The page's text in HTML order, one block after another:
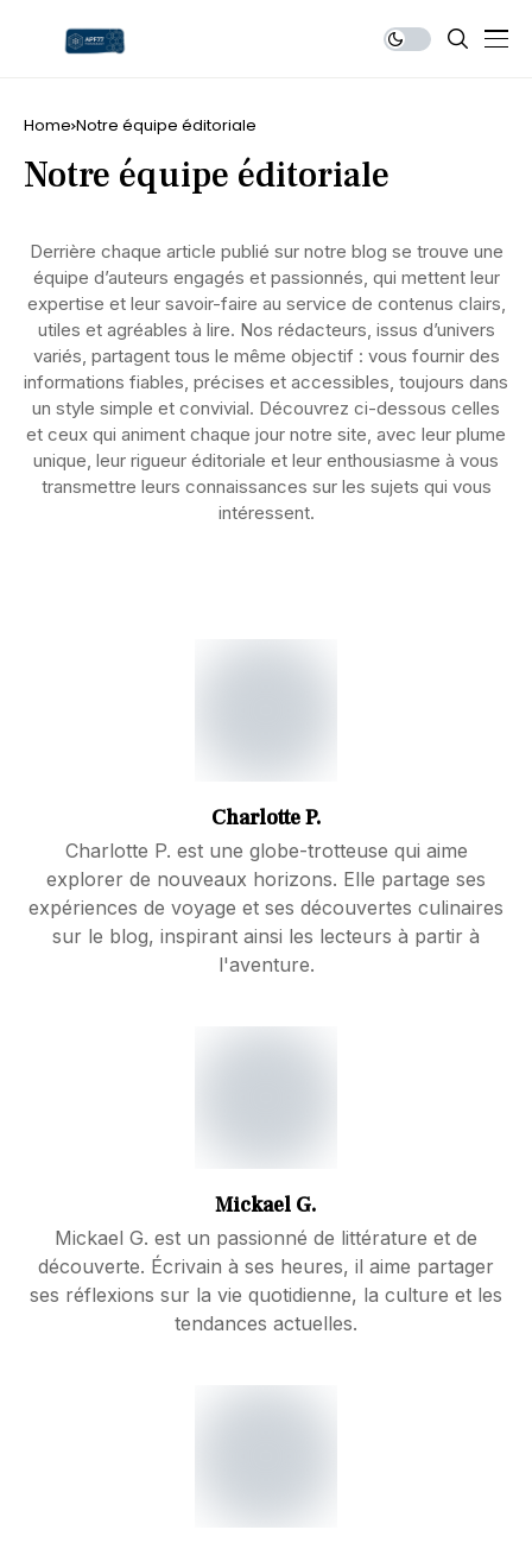
Home Notre équipe éditoriale
Notre équipe éditoriale
Derrière chaque article publié sur notre blog se trouve une
équipe d’auteurs engagés et passionnés, qui mettent leur
expertise et leur savoir-faire au service de contenus clairs,
utiles et agréables à lire. Nos rédacteurs, issus d’univers
variés, partagent tous le même objectif : vous fournir des
informations fiables, précises et accessibles, toujours dans
un style simple et convivial. Découvrez ci-dessous celles
et ceux qui animent chaque jour notre site, avec leur plume
unique, leur rigueur éditoriale et leur enthousiasme à vous
transmettre leurs connaissances sur les sujets qui vous
intéressent.
Charlotte P.
Charlotte P. est une globe-trotteuse qui aime
explorer de nouveaux horizons. Elle partage ses
expériences de voyage et ses découvertes culinaires
sur le blog, inspirant ainsi les lecteurs à partir à
l'aventure.
Mickael G.
Mickael G. est un passionné de littérature et de
découverte. Écrivain à ses heures, il aime partager
ses réflexions sur la vie quotidienne, la culture et les
tendances actuelles.